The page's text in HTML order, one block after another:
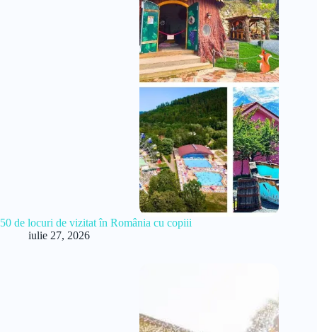
50 de locuri de vizitat în România cu copiii
iulie 27, 2026